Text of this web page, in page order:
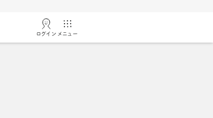
ログイン メニュー